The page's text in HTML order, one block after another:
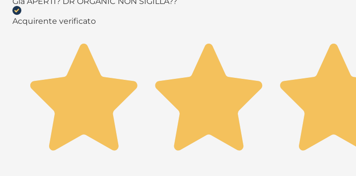
Acquirente verificato